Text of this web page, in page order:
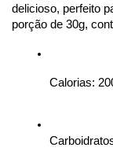
delicioso, perfeito
porção de 30g,
Calorias: